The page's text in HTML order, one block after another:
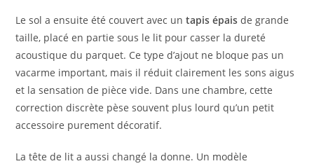
Le sol a ensuite été couvert avec untapis épais de grande
taille, placé en partie sous le lit pour casser la dureté
acoustique du parquet. Ce type d’ajout ne bloque pas un
vacarme important, mais il réduit clairement les sons aigus
et la sensation de pièce vide. Dans une chambre, cette
correction discrète pèse souvent plus lourd qu’un petit
accessoire purement décoratif.
La tête de lit a aussi changé la donne. Un modèle